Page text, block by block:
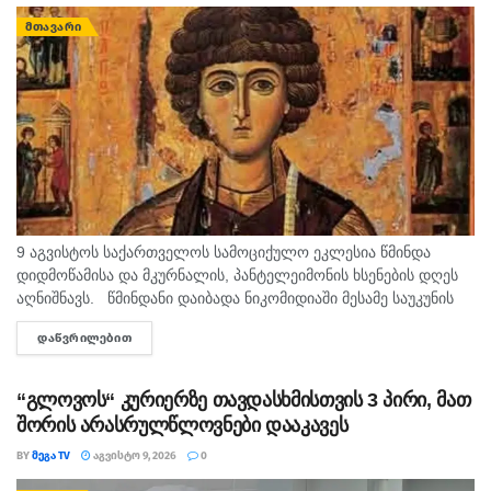
ᲛᲗᲐᲕᲐᲠᲘ
9 აგვისტოს საქართველოს სამოციქულო ეკლესია წმინდა
დიდმოწამისა და მკურნალის, პანტელეიმონის ხსენების დღეს
აღნიშნავს. წმინდანი დაიბადა ნიკომიდიაში მესამე საუკუნის
მეორე ნახევარში. არ არსებობს ტაძარი, რომელშიც არ იყოს
დაბრძანებული ნიკომიდიელი მკურნალის,...
ᲓᲐᲬᲕᲠᲘᲚᲔᲑᲘᲗ
“გლოვოს“ კურიერზე თავდასხმისთვის 3 პირი, მათ
შორის არასრულწლოვნები დააკავეს
BYᲛᲔᲒᲐ TV ᲐᲒᲕᲘᲡᲢᲝ 9, 2026 0